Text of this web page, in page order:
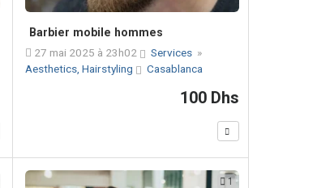
Barbier mobile hommes
27 mai 2025 à 23h02
Services »
Aesthetics, Hairstyling
Casablanca
100 Dhs
1